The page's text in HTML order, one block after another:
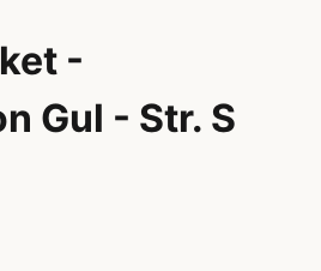
-
Gul - Str. S